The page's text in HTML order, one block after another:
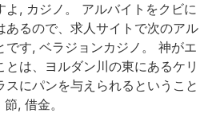
よ, カジノ。 アルバイトをクビに
あるので、求人サイトで次のアル
です, ベラジョンカジノ。 神がエ
とは、ヨルダン川の東にあるケリ
にパンを与えられるということ
, 借金。